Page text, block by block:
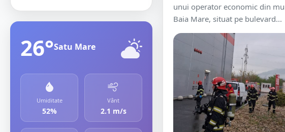
26°Satu Mare
Umiditate
52%
Vânt
2.1 m/s
unui operator economic din
Baia Mare, situat pe bulevard...